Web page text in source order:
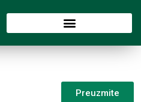
Preuzmite